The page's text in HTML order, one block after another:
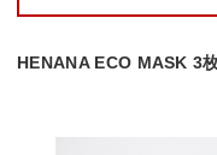
HENANA ECO MASK 3